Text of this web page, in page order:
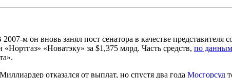
м он вновь занял пост сенатора в качестве представителя
«Новатэку» за $1,375 млрд. Часть средств, по данным
отказался от выплат, но спустя два года Мосгорсуд